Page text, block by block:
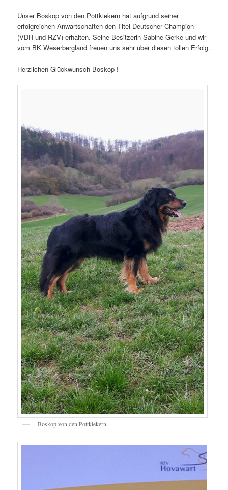
Unser Boskop von den Pottkiekern hat aufgrund seiner
erfolgreichen Anwartschaften den Titel Deutscher Champion
(VDH und RZV) erhalten. Seine Besitzerin Sabine Gerke und wir
vom BK Weserbergland freuen uns sehr über diesen tollen Erfolg.
Herzlichen Glückwunsch Boskop !
Boskop von den Pottkiekern